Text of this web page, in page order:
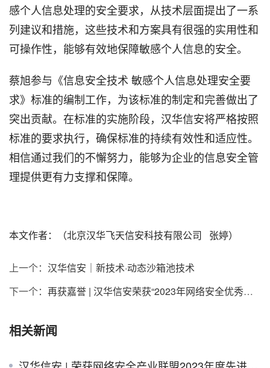
感个人信息处理的安全要求，从技术层面提出了一系
列建议和措施，这些技术和方案具有很强的实用性和
可操作性，能够有效地保障敏感个人信息的安全。
蔡旭参与《信息安全技术 敏感个人信息处理安全要
求》标准的编制工作，为该标准的制定和完善做出了
突出贡献。在标准的实施阶段，汉华信安将严格按照
标准的要求执行，确保标准的持续有效性和适应性。
相信通过我们的不懈努力，能够为企业的信息安全管
理提供更有力支撑和保障。
本文作者：（北京汉华飞天信安科技有限公司   张婷）
上一个： 汉华信安｜新技术·动态沙箱池技术
下一个： 再获嘉誉 | 汉华信安荣获“2023年网络安全优秀创新成果大赛”优胜奖
相关新闻